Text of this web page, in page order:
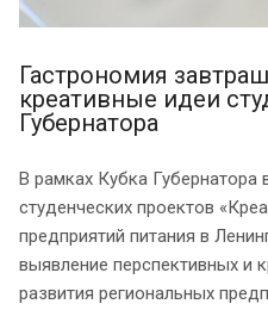
Гастрономия
креативные идеи
Губернатора
В рамках Кубка Губернатора
студенческих проектов
предприятий питания в
выявление перспективных и
развития региональных